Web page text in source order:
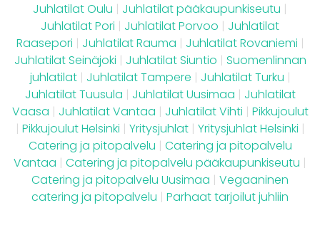
Juhlatilat Oulu | Juhlatilat pääkaupunkiseutu |
Juhlatilat Pori | Juhlatilat Porvoo | Juhlatilat
Raasepori | Juhlatilat Rauma | Juhlatilat Rovaniemi |
Juhlatilat Seinäjoki | Juhlatilat Siuntio | Suomenlinnan
juhlatilat | Juhlatilat Tampere | Juhlatilat Turku |
Juhlatilat Tuusula | Juhlatilat Uusimaa | Juhlatilat
Vaasa | Juhlatilat Vantaa | Juhlatilat Vihti | Pikkujoulut
| Pikkujoulut Helsinki | Yritysjuhlat | Yritysjuhlat Helsinki |
Catering ja pitopalvelu | Catering ja pitopalvelu
Vantaa | Catering ja pitopalvelu pääkaupunkiseutu |
Catering ja pitopalvelu Uusimaa | Vegaaninen
catering ja pitopalvelu | Parhaat tarjoilut juhliin